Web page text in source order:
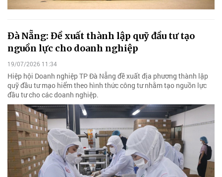
Đà Nẵng: Đề xuất thành lập quỹ đầu tư tạo
nguồn lực cho doanh nghiệp
19/07/2026 11:34
Hiệp hội Doanh nghiệp TP Đà Nẵng đề xuất địa phương thành lập
quỹ đầu tư mạo hiểm theo hình thức công tư nhằm tạo nguồn lực
đầu tư cho các doanh nghiệp.